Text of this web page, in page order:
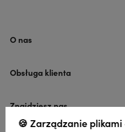
O nas
Obsługa klienta
Znajdziesz nas
🍪 Zarządzanie